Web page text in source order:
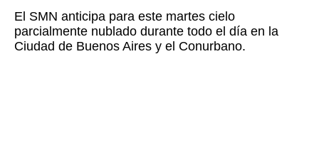
El SMN anticipa para este martes cielo
parcialmente nublado durante todo el día en la
Ciudad de Buenos Aires y el Conurbano.